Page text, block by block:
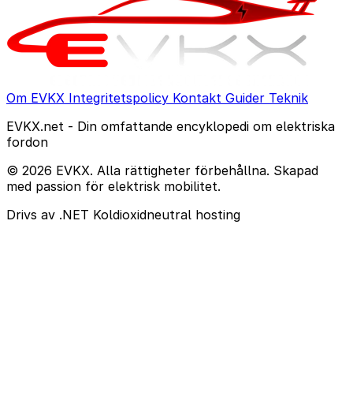
Om EVKX Integritetspolicy Kontakt Guider Teknik
EVKX.net - Din omfattande encyklopedi om elektriska
fordon
© 2026 EVKX. Alla rättigheter förbehållna. Skapad
med passion för elektrisk mobilitet.
Drivs av .NET Koldioxidneutral hosting